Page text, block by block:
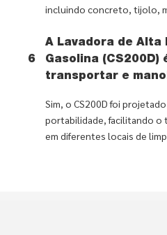
incluindo concreto, tijolo,
6
A Lavadora de Alta
Gasolina (CS200D)
transportar e
Sim, o CS200D foi
portabilidade, facilitando o
em diferentes locais de